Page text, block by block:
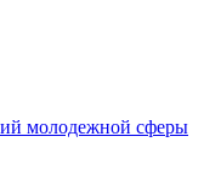
молодежной сферы